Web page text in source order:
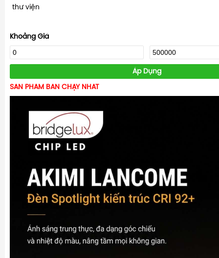
thư viện
Khoảng Giá
Áp Dụng
SẢN PHẨM BÁN CHẠY NHẤT